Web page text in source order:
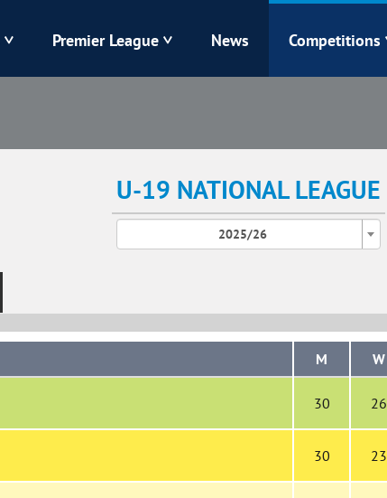
Karpaty Kolos
Livyi Bereh LNZ
Chornomorets
Premier League News Competitions
U-19 NATIONAL LEAGUE
2025/26
M W
30 26
30 23